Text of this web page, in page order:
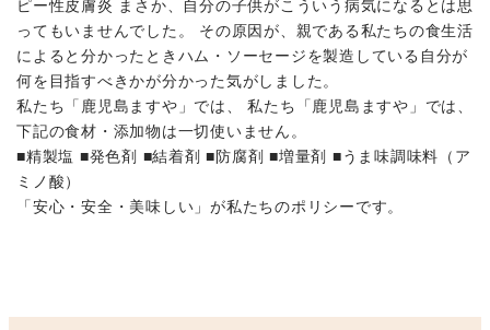
ピー性皮膚炎 まさか、自分の子供がこういう病気になるとは思
ってもいませんでした。 その原因が、親である私たちの食生活
によると分かったときハム・ソーセージを製造している自分が
何を目指すべきかが分かった気がしました。
私たち「鹿児島ますや」では、 私たち「鹿児島ますや」では、
下記の食材・添加物は一切使いません。
■精製塩 ■発色剤 ■結着剤 ■防腐剤 ■増量剤 ■うま味調味料（ア
ミノ酸）
「安心・安全・美味しい」が私たちのポリシーです。